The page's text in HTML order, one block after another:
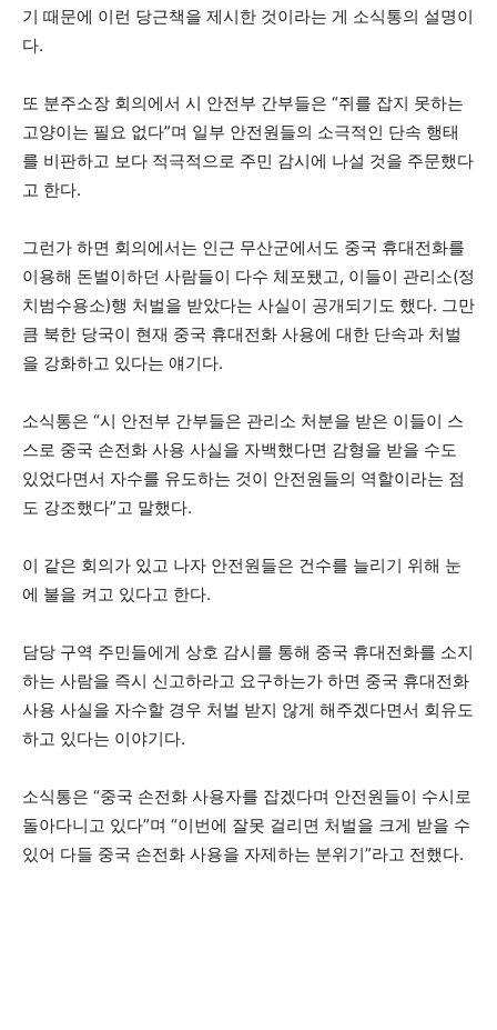
기 때문에 이런 당근책을 제시한 것이라는 게 소식통의 설명이
다.
또 분주소장 회의에서 시 안전부 간부들은 “쥐를 잡지 못하는
고양이는 필요 없다”며 일부 안전원들의 소극적인 단속 행태
를 비판하고 보다 적극적으로 주민 감시에 나설 것을 주문했다
고 한다.
그런가 하면 회의에서는 인근 무산군에서도 중국 휴대전화를
이용해 돈벌이하던 사람들이 다수 체포됐고, 이들이 관리소(정
치범수용소)행 처벌을 받았다는 사실이 공개되기도 했다. 그만
큼 북한 당국이 현재 중국 휴대전화 사용에 대한 단속과 처벌
을 강화하고 있다는 얘기다.
소식통은 “시 안전부 간부들은 관리소 처분을 받은 이들이 스
스로 중국 손전화 사용 사실을 자백했다면 감형을 받을 수도
있었다면서 자수를 유도하는 것이 안전원들의 역할이라는 점
도 강조했다”고 말했다.
이 같은 회의가 있고 나자 안전원들은 건수를 늘리기 위해 눈
에 불을 켜고 있다고 한다.
담당 구역 주민들에게 상호 감시를 통해 중국 휴대전화를 소지
하는 사람을 즉시 신고하라고 요구하는가 하면 중국 휴대전화
사용 사실을 자수할 경우 처벌 받지 않게 해주겠다면서 회유도
하고 있다는 이야기다.
소식통은 “중국 손전화 사용자를 잡겠다며 안전원들이 수시로
돌아다니고 있다”며 “이번에 잘못 걸리면 처벌을 크게 받을 수
있어 다들 중국 손전화 사용을 자제하는 분위기”라고 전했다.